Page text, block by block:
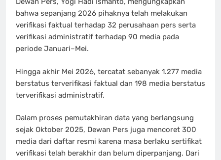
bahwa sepanjang 2026 pihaknya telah melakukan
verifikasi faktual terhadap 32 perusahaan pers serta
verifikasi administratif terhadap 90 media pada
periode Januari–Mei.
Hingga akhir Mei 2026, tercatat sebanyak 1.277 media
berstatus terverifikasi faktual dan 198 media berstatus
terverifikasi administratif.
Dalam proses pemutakhiran data yang berlangsung
sejak Oktober 2025, Dewan Pers juga mencoret 300
media dari daftar resmi karena masa berlaku sertifikat
verifikasi telah berakhir dan belum diperpanjang. Dari